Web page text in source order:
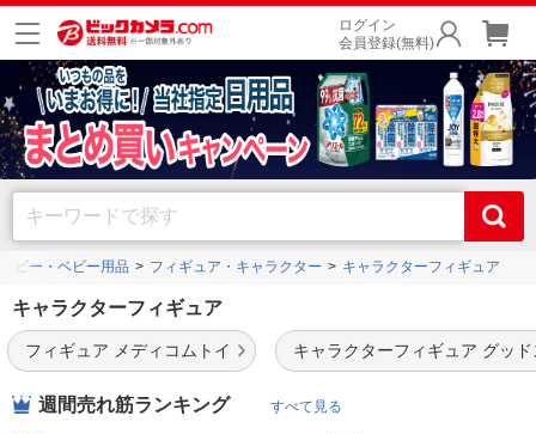
ログイン
会員登録(無料)
ビー・ベビー用品 フィギュア・キャラクター キャラクターフィギュア
キャラクターフィギュア
フィギュア メディコムトイ キャラクターフィギュア グッ
週間売れ筋ランキング すべて見る